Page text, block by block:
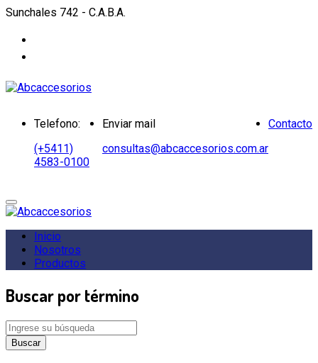
Sunchales 742 - C.A.B.A.
Telefono:
(+5411)
4583-0100
Enviar mail
consultas@abcaccesorios.com.ar
Contacto
Inicio
Nosotros
Productos
Buscar por término
Buscar